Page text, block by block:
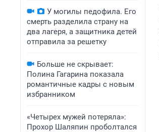
У могилы педофила. Его
смерть разделила страну на
два лагеря, а защитника детей
отправила за решетку
Больше не скрывает:
Полина Гагарина показала
романтичные кадры с новым
избранником
«Четырех мужей потеряла»:
Прохор Шаляпин проболтался